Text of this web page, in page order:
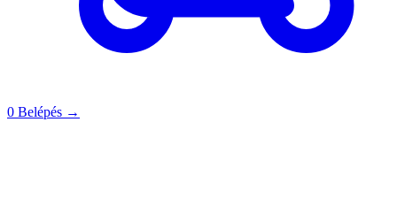
0 Belépés →